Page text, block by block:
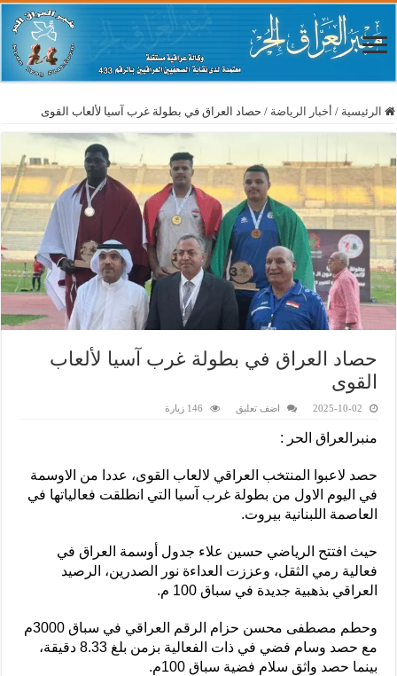
الرئيسية / أخبار الرياضة / حصاد العراق في بطولة غرب آسيا لألعاب القوى
حصاد العراق في بطولة غرب آسيا لألعاب
القوى
2025-10-02 اضف تعليق 146 زيارة
منبرالعراق الحر :
حصد لاعبوا المنتخب العراقي لالعاب القوى، عددا من الاوسمة
في اليوم الاول من بطولة غرب آسيا التي انطلقت فعالياتها في
العاصمة اللبنانية بيروت.
حيث افتتح الرياضي حسين علاء جدول أوسمة العراق في
فعالية رمي الثقل، وعززت العداءة نور الصدرين، الرصيد
العراقي بذهبية جديدة في سباق 100 م.
وحطم مصطفى محسن حزام الرقم العراقي في سباق 3000م
مع حصد وسام فضي في ذات الفعالية بزمن بلغ 8.33 دقيقة،
بينما حصد واثق سلام فضية سباق 100م.